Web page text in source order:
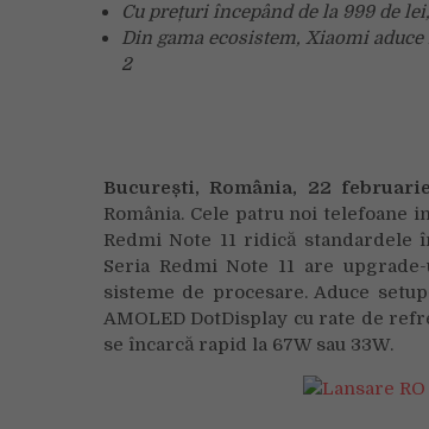
Cu prețuri începând de la 999 de
Din gama ecosistem, Xiaomi
2
București, România, 22
România. Cele patru noi telefoane
Redmi Note 11 ridică
Seria Redmi Note 11 are
sisteme de procesare. Aduce
AMOLED DotDisplay cu rate de
se încarcă rapid la 67W sau 33W.